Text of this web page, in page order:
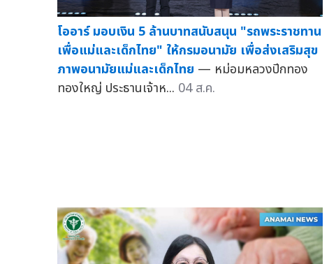
โออาร์ มอบเงิน 5 ล้านบาทสนับสนุน "รถพระราชทาน
เพื่อแม่และเด็กไทย" ให้กรมอนามัย เพื่อส่งเสริมสุข
ภาพอนามัยแม่และเด็กไทย — หม่อมหลวงปีกทอง
ทองใหญ่ ประธานเจ้าห... 04 ส.ค.